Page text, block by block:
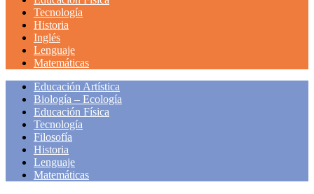
Tecnología
Historia
Inglés
Lenguaje
Matemáticas
Educación Artística
Biología – Ecología
Educación Física
Tecnología
Filosofía
Historia
Lenguaje
Matemáticas